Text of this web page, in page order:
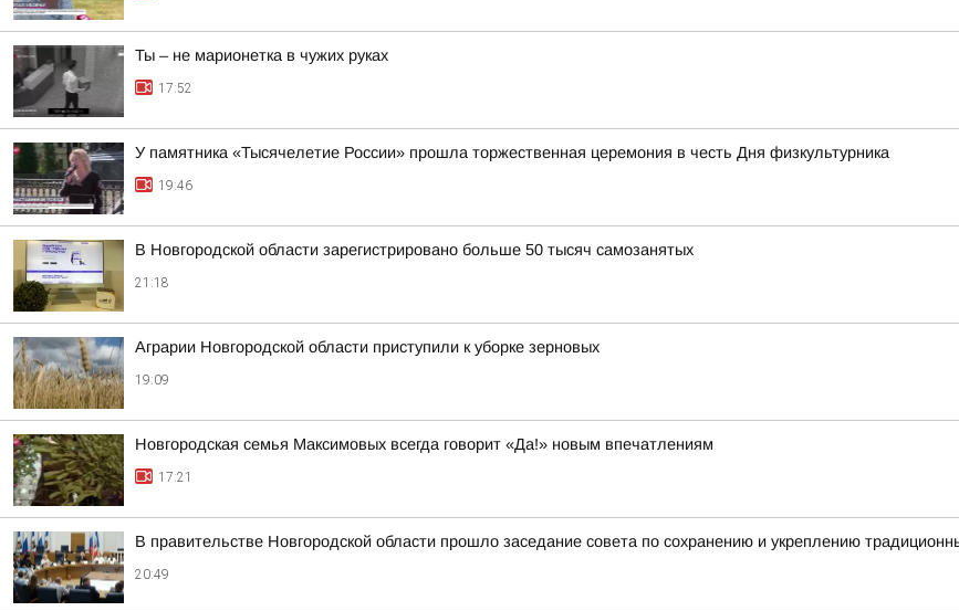
Ты – не марионетка в чужих руках
17:52
У памятника «Тысячелетие России» прошла торжественная церемония в честь Дня физкультурника
19:46
В Новгородской области зарегистрировано больше 50 тысяч самозанятых
21:18
Аграрии Новгородской области приступили к уборке зерновых
19:09
Новгородская семья Максимовых всегда говорит «Да!» новым впечатлениям
17:21
В правительстве Новгородской области прошло заседание совета по сохранению и укреплению
20:49